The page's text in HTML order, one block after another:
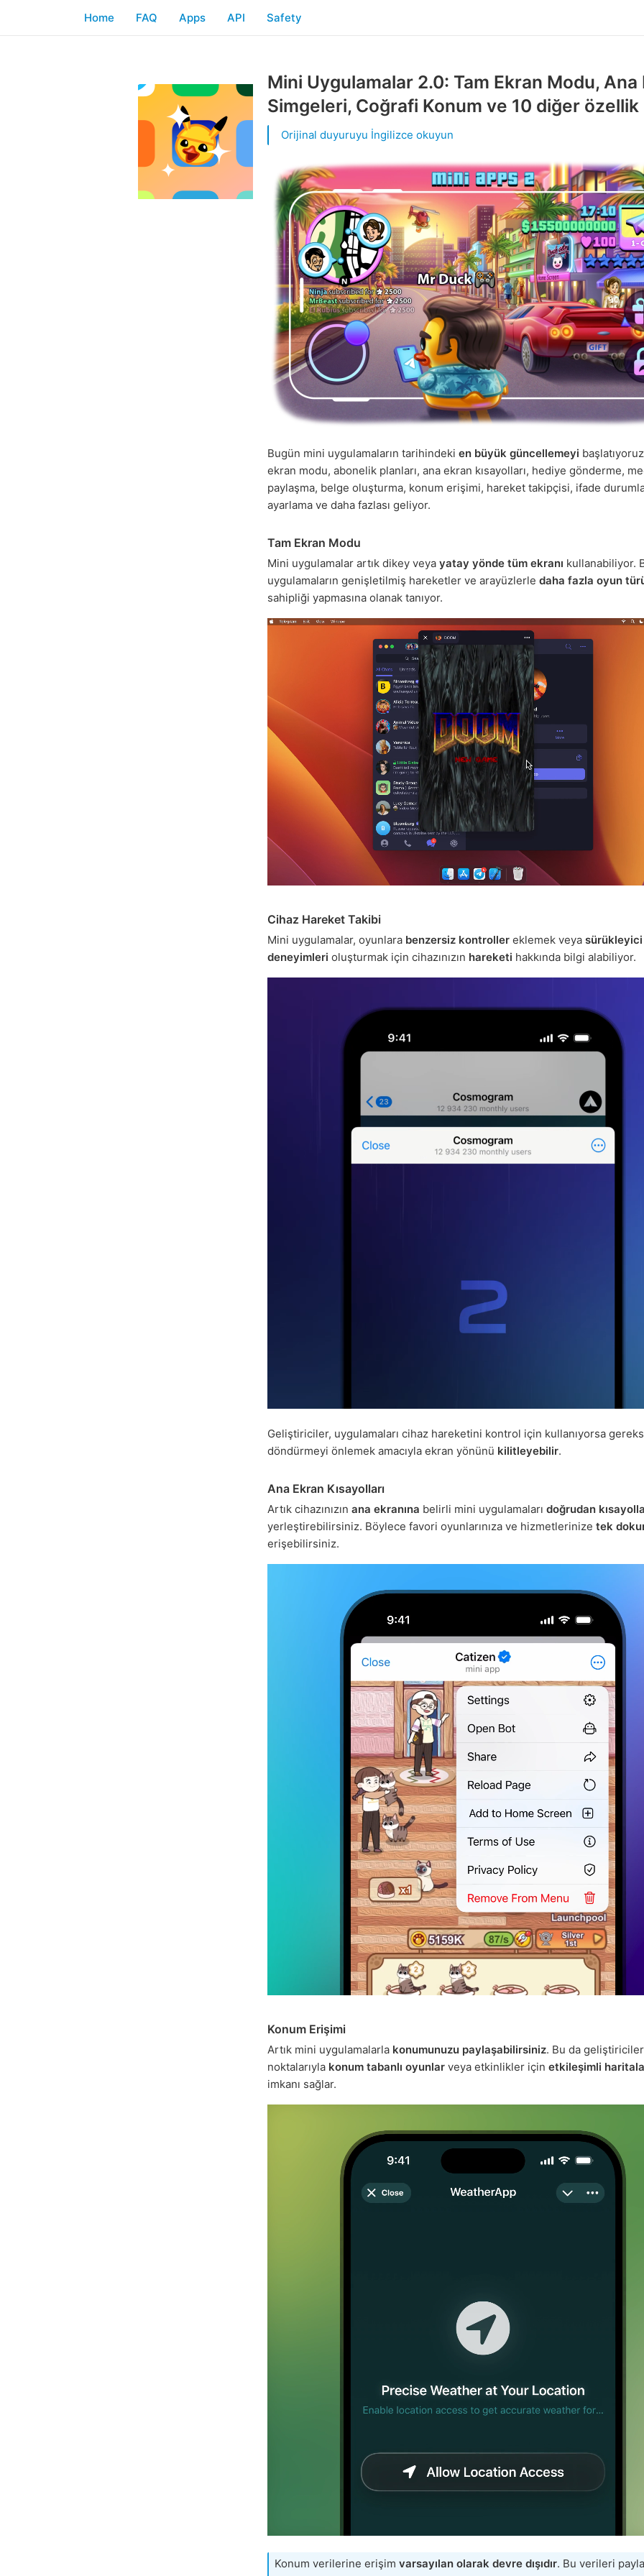
Home FAQ Apps API Safety
Mini Uygulamalar 2.0: Tam Ekran Modu, Ana
Simgeleri, Coğrafi Konum ve 10 diğer özellik
Orijinal duyuruyu İngilizce okuyun
Bugün mini uygulamaların tarihindeki en büyük güncellemeyi
ekran modu, abonelik planları, ana ekran kısayolları, hediye gönderme,
paylaşma, belge oluşturma, konum erişimi, hareket takipçisi, ifade
ayarlama ve daha fazlası geliyor.
Tam Ekran Modu
Mini uygulamalar artık dikey veya yatay yönde tüm ekranı kullanabiliyor.
uygulamaların genişletilmiş hareketler ve arayüzlerle daha fazla oyun
sahipliği yapmasına olanak tanıyor.
Cihaz Hareket Takibi
Mini uygulamalar, oyunlara benzersiz kontroller eklemek veya sürükleyici
deneyimleri oluşturmak için cihazınızın hareketi hakkında bilgi alabiliyor.
Geliştiriciler, uygulamaları cihaz hareketini kontrol için kullanıyorsa
döndürmeyi önlemek amacıyla ekran yönünü kilitleyebilir.
Ana Ekran Kısayolları
Artık cihazınızın ana ekranına belirli mini uygulamaları doğrudan
yerleştirebilirsiniz. Böylece favori oyunlarınıza ve hizmetlerinize tek
erişebilirsiniz.
Konum Erişimi
Artık mini uygulamalarla konumunuzu paylaşabilirsiniz. Bu da
noktalarıyla konum tabanlı oyunlar veya etkinlikler için etkileşimli
imkanı sağlar.
Konum verilerine erişim varsayılan olarak devre dışıdır. Bu verileri